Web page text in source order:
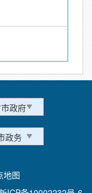
政府
政务
地图